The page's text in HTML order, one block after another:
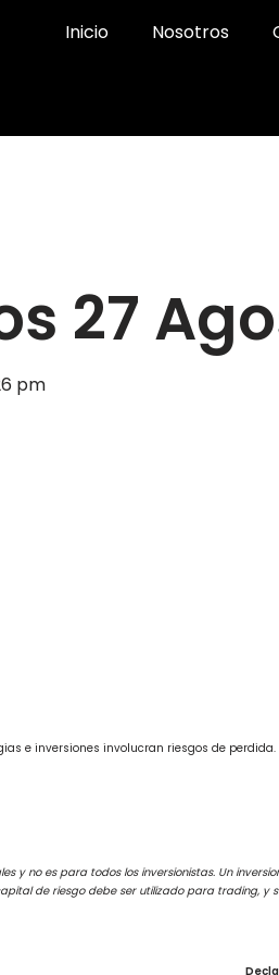
Inicio Nosotros
27
pm
e inversiones involucran riesgos de
y no es para todos los inversionistas. Un
de riesgo debe ser utilizado para trading,